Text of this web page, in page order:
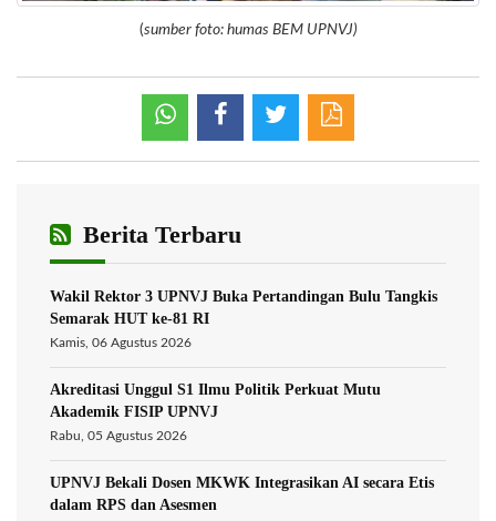
(sumber foto: humas BEM UPNVJ)
Berita Terbaru
Wakil Rektor 3 UPNVJ Buka Pertandingan Bulu Tangkis
Semarak HUT ke-81 RI
Kamis, 06 Agustus 2026
Akreditasi Unggul S1 Ilmu Politik Perkuat Mutu
Akademik FISIP UPNVJ
Rabu, 05 Agustus 2026
UPNVJ Bekali Dosen MKWK Integrasikan AI secara Etis
dalam RPS dan Asesmen